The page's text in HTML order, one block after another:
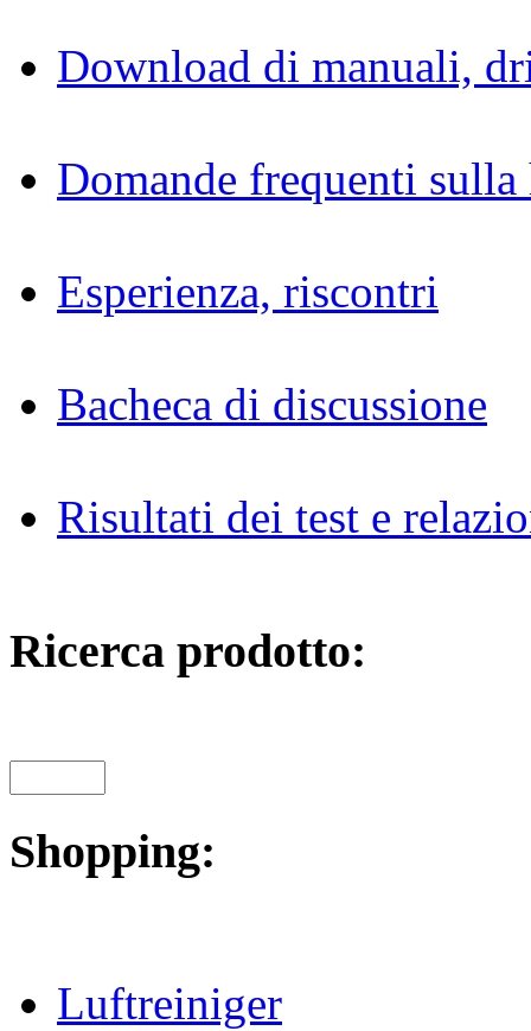
Download di manuali,
Domande frequenti
Esperienza, riscontri
Bacheca di discussione
Risultati dei test e
Ricerca prodotto:
Shopping:
Luftreiniger